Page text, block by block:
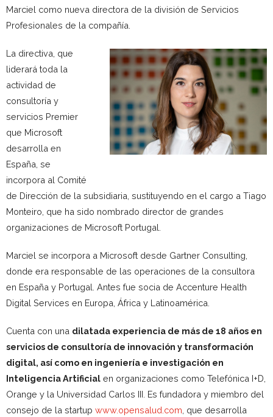
Marciel como nueva directora de la división de Servicios
Profesionales de la compañía.
La directiva, que
liderará toda la
actividad de
consultoría y
servicios Premier
que Microsoft
desarrolla en
España, se
incorpora al Comité
de Dirección de la subsidiaria, sustituyendo en el cargo a Tiago
Monteiro, que ha sido nombrado director de grandes
organizaciones de Microsoft Portugal.
Marciel se incorpora a Microsoft desde Gartner Consulting,
donde era responsable de las operaciones de la consultora
en España y Portugal. Antes fue socia de Accenture Health
Digital Services en Europa, África y Latinoamérica.
Cuenta con una dilatada experiencia de más de 18 años en
servicios de consultoría de innovación y transformación
digital, así como en ingeniería e investigación en
Inteligencia Artificial en organizaciones como Telefónica I+D,
Orange y la Universidad Carlos III. Es fundadora y miembro del
consejo de la startup www.opensalud.com , que desarrolla